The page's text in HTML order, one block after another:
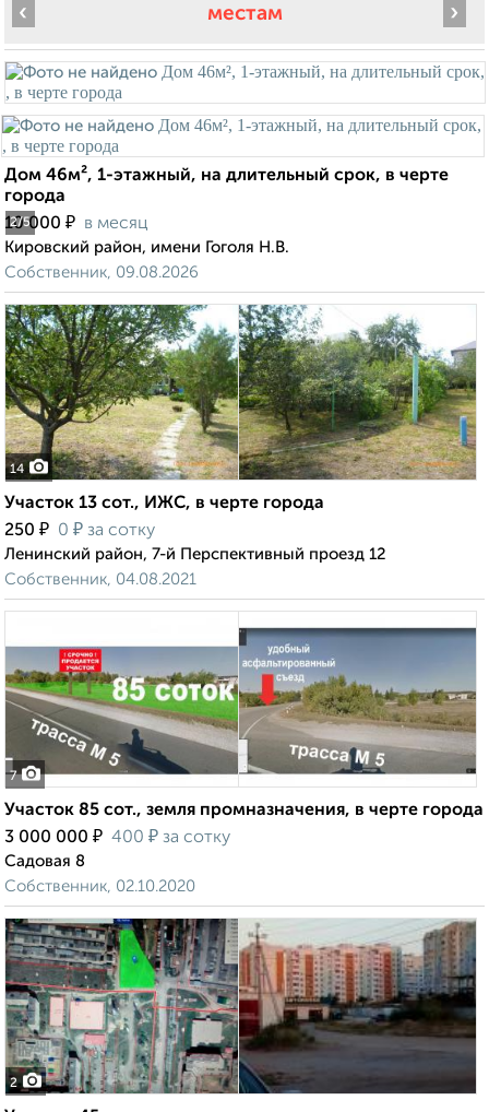
местам
2/5
‹ ›
Дом 46м², 1-этажный, на длительный срок, в черте
города
10 000 ₽ в месяц
Кировский район, имени Гоголя Н.В.
Собственник, 09.08.2026
14
Участок 13 сот., ИЖС, в черте города
250 ₽ 0 ₽ за сотку
Ленинский район, 7-й Перспективный проезд 12
Собственник, 04.08.2021
7
Участок 85 сот., земля промназначения, в черте города
3 000 000 ₽ 400 ₽ за сотку
Садовая 8
Собственник, 02.10.2020
2